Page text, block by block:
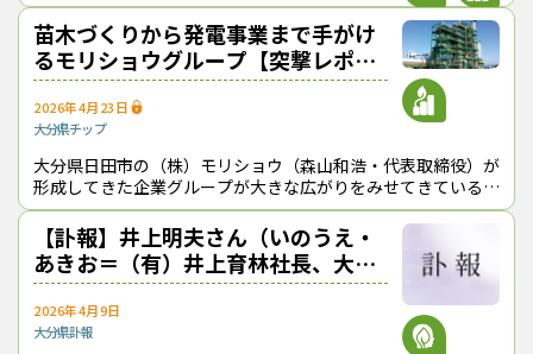
ス）。ICT機
苗木づくりから発電事業まで手がけ
るモリショウグループ【突撃レポー
ト】
2026年4月23日
大分県チップ
大分県日田市の（株）モリショウ（森山和浩・代表取締役）が
形成してきた企業グループが大きな広がりをみせてきている。
約30年前にリサイクル業者として産声を上げた同社は、今で
は苗木や森づくりなども手がけ、“
【訃報】井上明夫さん（いのうえ・
あきお＝（有）井上育林社長、大分
県議会議員）
2026年4月9日
大分県訃報